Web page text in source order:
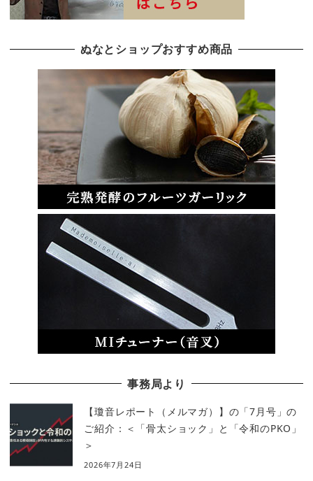
ぬなとショップおすすめ商品
事務局より
【瓊音レポート（メルマガ）】の「7月号」の
ご紹介：＜「骨太ショック」と「令和のPKO」
＞
2026年7月24日